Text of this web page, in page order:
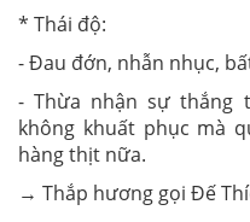
* Thái độ:
- Đau đớn, nhẫn nhục,
- Thừa nhận sự thắng
không khuất phục mà
hàng thịt nữa.
→ Thắp hương gọi Đế